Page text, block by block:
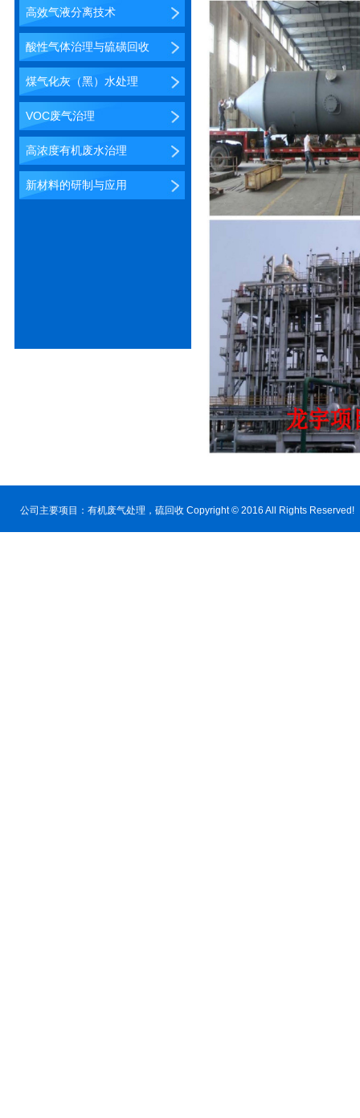
高效气液分离技术
酸性气体治理与硫磺回收
煤气化灰（黑）水处理
VOC废气治理
高浓度有机废水治理
新材料的研制与应用
公司主要项目： 有机废气处理 ，硫回收 Copyright © 2016 All Rights